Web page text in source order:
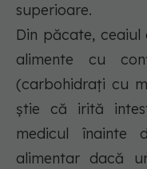
superioare.
Din păcate,
alimente cu
(carbohidrați cu
știe că irită
medicul înainte
alimentar dacă